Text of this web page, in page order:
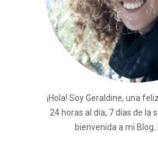
¡Hola! Soy Geraldine, una
24 horas al día, 7 días de la
bienvenida a mi Blog.